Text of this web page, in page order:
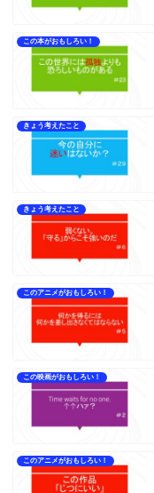
この本がおもしろい！
きょう考えたこと
きょう考えたこと
このアニメがおもしろい！
この映画がおもしろい！
このアニメがおもしろい！